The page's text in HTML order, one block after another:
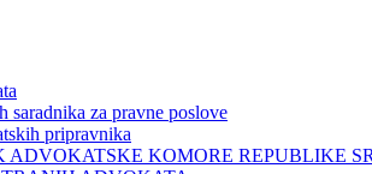
saradnika za pravne poslove
pripravnika
KOMORE REPUBLIKE